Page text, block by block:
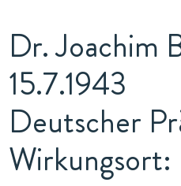
Dr. Joachim
15.7.1943
Deutscher